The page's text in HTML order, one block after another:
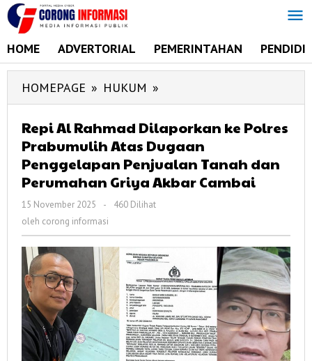
Lewati
ke
konten
HOME ADVERTORIAL PEMERINTAHAN
HOMEPAGE » HUKUM »
Al
Rahmad
Dilaporkan
ke
Polres
Dugaan
Penggelapan
Penjualan
Tanah
dan
Perumahan
Griya
Repi Al Rahmad Dilaporkan ke Polres
Prabumulih Atas Dugaan
Penggelapan Penjualan Tanah dan
Perumahan Griya Akbar Cambai
15 November 2025
oleh
corong
-
460 Dilihat
oleh corong informasi